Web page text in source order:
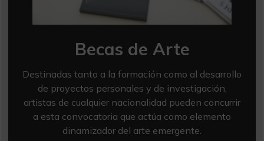
Becas de Arte
Destinadas tanto a la formación como al desarrollo
de proyectos personales y de investigación,
artistas de cualquier nacionalidad pueden concurrir
a esta convocatoria que actúa como elemento
dinamizador del arte emergente.